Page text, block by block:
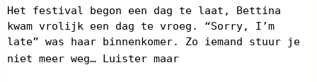
Het festival begon een dag te laat, Bettina
kwam vrolijk een dag te vroeg. “Sorry, I’m
late” was haar binnenkomer. Zo iemand stuur je
niet meer weg… Luister maar